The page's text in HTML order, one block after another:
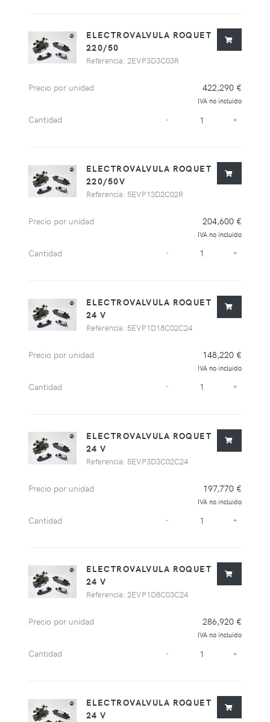
ELECTROVALVULA ROQUET
220/50
Referencia: 2EVP3D3C03R
Precio por unidad 422,290 €
IVA no incluido
Cantidad - +
ELECTROVALVULA ROQUET
220/50V
Referencia: 5EVP13D2C02R
Precio por unidad 204,600 €
IVA no incluido
Cantidad - +
ELECTROVALVULA ROQUET
24 V
Referencia: 5EVP1D18C02C24
Precio por unidad 148,220 €
IVA no incluido
Cantidad - +
ELECTROVALVULA ROQUET
24 V
Referencia: 5EVP3D3C02C24
Precio por unidad 197,770 €
IVA no incluido
Cantidad - +
ELECTROVALVULA ROQUET
24 V
Referencia: 2EVP1D8C03C24
Precio por unidad 286,920 €
IVA no incluido
Cantidad - +
ELECTROVALVULA ROQUET
24 V